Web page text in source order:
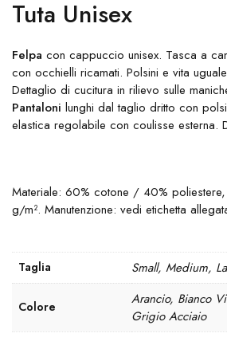
Tuta Unisex
Felpa con cappuccio unisex. Tasca a
con occhielli ricamati. Polsini e vita
Dettaglio di cucitura in rilievo sulle
Pantaloni lunghi dal taglio dritto con
elastica regolabile con coulisse esterna.
Materiale: 60% cotone / 40%
g/m². Manutenzione: vedi etichetta
Taglia Small, Medium,
Colore
Arancio, Bianco
Grigio Acciaio